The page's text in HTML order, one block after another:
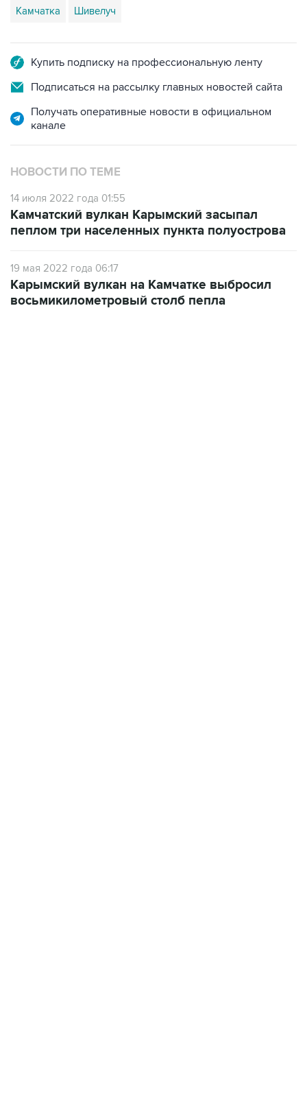
Камчатка Шивелуч
Купить подписку на профессиональную ленту
Подписаться на рассылку главных новостей сайта
Получать оперативные новости в официальном
канале
НОВОСТИ ПО ТЕМЕ
14 июля 2022 года 01:55
Камчатский вулкан Карымский засыпал
пеплом три населенных пункта полуострова
19 мая 2022 года 06:17
Карымский вулкан на Камчатке выбросил
восьмикилометровый столб пепла